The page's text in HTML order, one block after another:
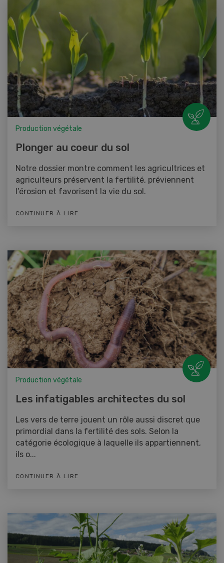
Production végétale
Plonger au coeur du sol
Notre dossier montre comment les agricultrices et
agriculteurs préservent la fertilité, préviennent
l’érosion et favorisent la vie du sol.
CONTINUER À LIRE
Production végétale
Les infatigables architectes du sol
Les vers de terre jouent un rôle aussi discret que
primordial dans la fertilité des sols. Selon la
catégorie écologique à laquelle ils appartiennent,
ils o...
CONTINUER À LIRE